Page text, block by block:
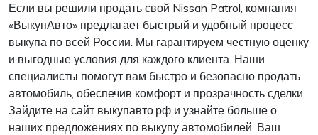
Если вы решили продать свой Nissan Patrol, компания
«ВыкупАвто» предлагает быстрый и удобный процесс
выкупа по всей России. Мы гарантируем честную оценку
и выгодные условия для каждого клиента. Наши
специалисты помогут вам быстро и безопасно продать
автомобиль, обеспечив комфорт и прозрачность сделки.
Зайдите на сайт выкупавто.рф и узнайте больше о
наших предложениях по выкупу автомобилей. Ваш